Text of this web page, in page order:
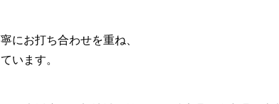
にお打ち合わせを重ね、
います。